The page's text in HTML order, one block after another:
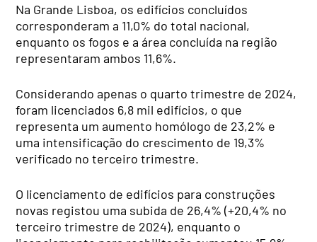
Na Grande Lisboa, os edifícios concluídos
corresponderam a 11,0% do total nacional,
enquanto os fogos e a área concluída na região
representaram ambos 11,6%.
Considerando apenas o quarto trimestre de 2024,
foram licenciados 6,8 mil edifícios, o que
representa um aumento homólogo de 23,2% e
uma intensificação do crescimento de 19,3%
verificado no terceiro trimestre.
O licenciamento de edifícios para construções
novas registou uma subida de 26,4% (+20,4% no
terceiro trimestre de 2024), enquanto o